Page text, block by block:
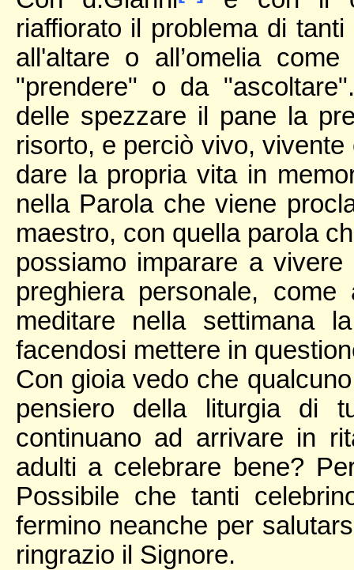
riaffiorato il problema di
all'altare o all’omelia
"prendere" o da
delle spezzare il pane la
risorto, e perciò vivo,
dare la propria vita in
nella Parola che viene
maestro, con quella parola
possiamo imparare a
preghiera personale,
meditare nella settimana
facendosi mettere in
Con gioia vedo che
pensiero della liturgia di
continuano ad arrivare in
adulti a celebrare bene?
Possibile che tanti
fermino neanche per
ringrazio il Signore.